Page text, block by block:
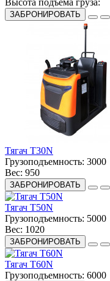
ЗАБРОНИРОВАТЬ
Тягач T30N
Грузоподъемность: 3000
Вес: 950
ЗАБРОНИРОВАТЬ
Тягач T50N
Грузоподъемность: 5000
Вес: 1020
ЗАБРОНИРОВАТЬ
Тягач T60N
Грузоподъемность: 6000